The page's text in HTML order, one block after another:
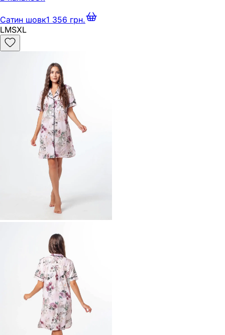
Сатин шовк1 356 грн.
LMSXL